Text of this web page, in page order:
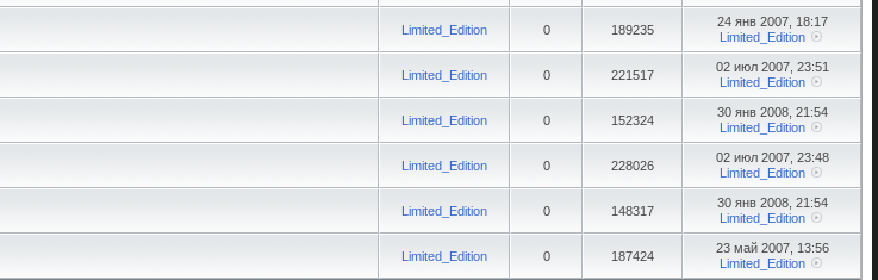
Limited_Edition 0 189235
24 янв 2007, 18:17
Limited_Edition
Limited_Edition 0 221517
02 июл 2007, 23:51
Limited_Edition
Limited_Edition 0 152324
30 янв 2008, 21:54
Limited_Edition
Limited_Edition 0 228026
02 июл 2007, 23:48
Limited_Edition
Limited_Edition 0 148317
30 янв 2008, 21:54
Limited_Edition
Limited_Edition 0 187424
23 май 2007, 13:56
Limited_Edition